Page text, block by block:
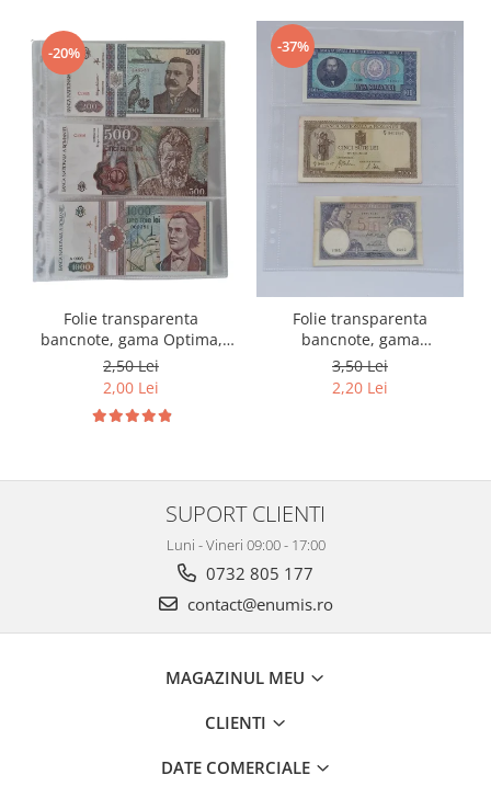
-20%
Folie transparenta
bancnote, gama Optima,
cod SH252, 3
compartimente
2,50 Lei
2,00 Lei
-37%
Folie transparenta
bancnote, gama
Grande(A4), cod SH312, 3
compartimente
3,50 Lei
2,20 Lei
SUPORT CLIENTI
Luni - Vineri 09:00 - 17:00
0732 805 177
contact@enumis.ro
MAGAZINUL MEU
CLIENTI
DATE COMERCIALE